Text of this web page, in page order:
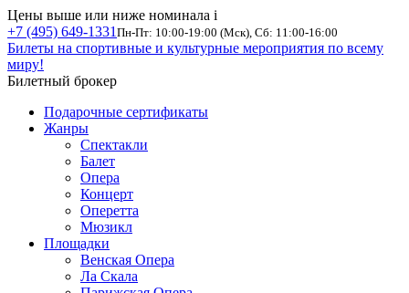
Цены выше или ниже номинала i
+7 (495) 649-1331 Пн-Пт: 10:00-19:00 (Мск), Сб: 11:00-16:00
Билеты на спортивные и культурные мероприятия по всему
миру!
Билетный брокер
Подарочные сертификаты
Жанры
Спектакли
Балет
Опера
Концерт
Оперетта
Мюзикл
Площадки
Венская Опера
Ла Скала